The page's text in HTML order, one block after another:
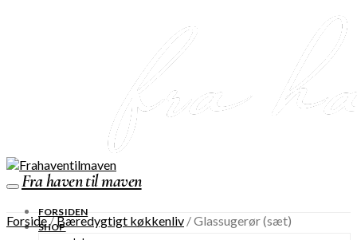
Fra haven til maven
FORSIDEN
SHOP
Forside/Bæredygtigt køkkenliv / Glassugerør (sæt)